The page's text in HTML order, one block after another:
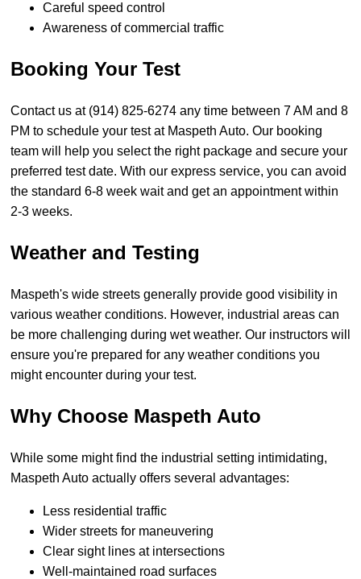
Careful speed control
Awareness of commercial traffic
Booking Your Test
Contact us at (914) 825-6274 any time between 7 AM and 8
PM to schedule your test at Maspeth Auto. Our booking
team will help you select the right package and secure your
preferred test date. With our express service, you can avoid
the standard 6-8 week wait and get an appointment within
2-3 weeks.
Weather and Testing
Maspeth's wide streets generally provide good visibility in
various weather conditions. However, industrial areas can
be more challenging during wet weather. Our instructors will
ensure you're prepared for any weather conditions you
might encounter during your test.
Why Choose Maspeth Auto
While some might find the industrial setting intimidating,
Maspeth Auto actually offers several advantages:
Less residential traffic
Wider streets for maneuvering
Clear sight lines at intersections
Well-maintained road surfaces